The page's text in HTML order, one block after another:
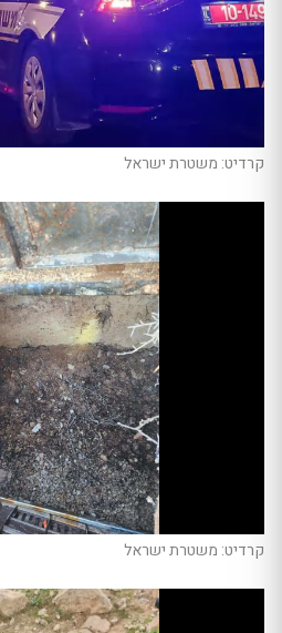
קרדיט: משטרת ישראל
קרדיט: משטרת ישראל